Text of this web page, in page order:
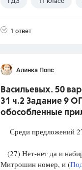
1 ответ
Алинка Попс
Васильевых. 50
31 ч.2 Задание 9
обособленные
Среди предложений
(27) Нет-нет да и
Митрошин номер, и (